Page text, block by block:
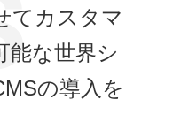
てカスタマ
能な世界シ
の導入を